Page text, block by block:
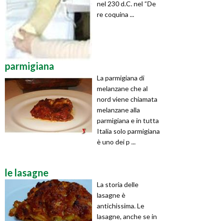
nel 230 d.C. nel “De
re coquina ...
parmigiana
La parmigiana di
melanzane che al
nord viene chiamata
melanzane alla
parmigiana e in tutta
Italia solo parmigiana
è uno dei p ...
le lasagne
La storia delle
lasagne è
antichissima. Le
lasagne, anche se in